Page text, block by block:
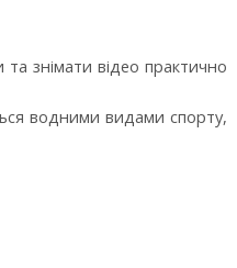
знімати відео практично
водними видами спорту,